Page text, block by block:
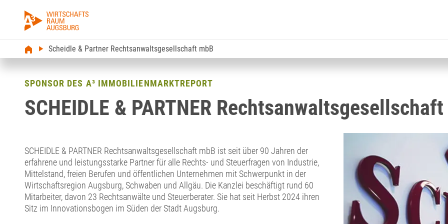
Scheidle & Partner Rechtsanwaltsgesellschaft mbB
SPONSOR DES A³ IMMOBILIENMARKTREPORT
SCHEIDLE & PARTNER
SCHEIDLE & PARTNER Rechtsanwaltsgesellschaft mbB ist seit über 90 Jahren der
erfahrene und leistungsstarke Partner für alle Rechts- und Steuerfragen von Industrie,
Mittelstand, freien Berufen und öffentlichen Unternehmen mit Schwerpunkt in der
Wirtschaftsregion Augsburg, Schwaben und Allgäu. Die Kanzlei beschäftigt rund 60
Mitarbeiter, davon 23 Rechtsanwälte und Steuerberater. Sie hat seit Herbst 2024 ihren
Sitz im Innovationsbogen im Süden der Stadt Augsburg.